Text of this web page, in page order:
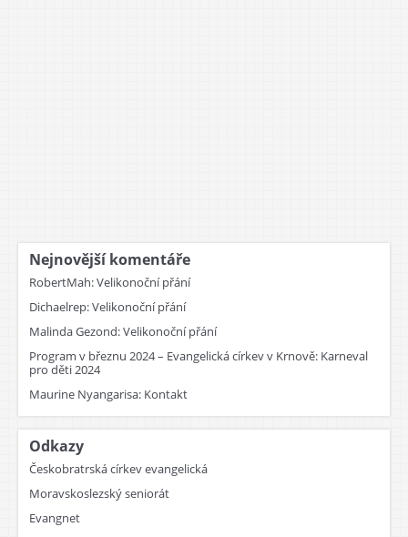
Nejnovější komentáře
RobertMah:Velikonoční přání
Dichaelrep:Velikonoční přání
Malinda Gezond:Velikonoční přání
Program v březnu 2024 – Evangelická církev v Krnově: Karneval
pro děti 2024
Maurine Nyangarisa: Kontakt
Odkazy
Českobratrská církev evangelická
Moravskoslezský seniorát
Evangnet